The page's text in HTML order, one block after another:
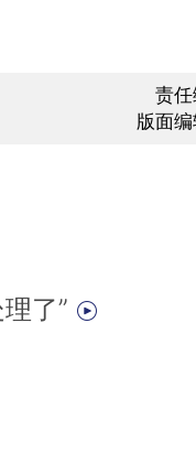
责
版面
了”